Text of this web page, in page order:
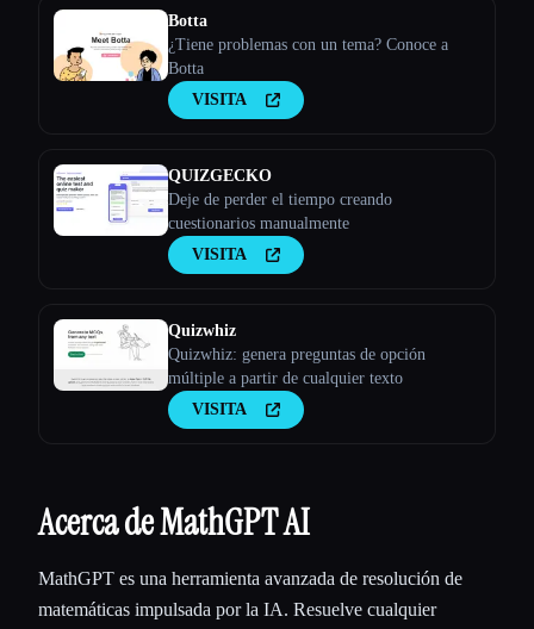
Botta
¿Tiene problemas con un tema? Conoce a
Botta
VISITA
QUIZGECKO
Deje de perder el tiempo creando
cuestionarios manualmente
VISITA
Quizwhiz
Quizwhiz: genera preguntas de opción
múltiple a partir de cualquier texto
VISITA
Acerca de MathGPT AI
MathGPT es una herramienta avanzada de resolución de
matemáticas impulsada por la IA. Resuelve cualquier